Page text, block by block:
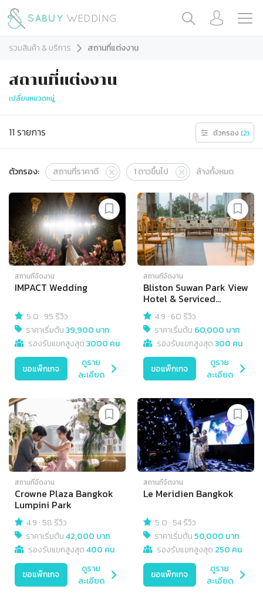
รวมสินค้า & บริการ สถานที่แต่งงาน
สถานที่แต่งงาน
เปลี่ยนหมวดหมู่
11 รายการ ตัวกรอง (2)
ตัวกรอง: สถานที่ราคาดี 1ดาวขึ้นไป ล้างทั้งหมด
สถานที่จัดงาน
IMPACT Wedding
5.0 · 95 รีวิว
ราคาเริ่มต้น39,900 บาท
รองรับแขกสูงสุด3000 คน
ขอแพ็กเกจ
ดูราย
ละเอียด
สถานที่จัดงาน
Bliston Suwan Park View
Hotel & Serviced
Residence
4.9 · 60 รีวิว
ราคาเริ่มต้น 60,000 บาท
รองรับแขกสูงสุด300 คน
ขอแพ็กเกจ
ดูราย
ละเอียด
สถานที่จัดงาน
Crowne Plaza Bangkok
Lumpini Park
4.9 · 58 รีวิว
ราคาเริ่มต้น42,000 บาท
รองรับแขกสูงสุด400 คน
ขอแพ็กเกจ
ดูราย
ละเอียด
สถานที่จัดงาน
Le Meridien Bangkok
5.0 · 54 รีวิว
ราคาเริ่มต้น 50,000 บาท
รองรับแขกสูงสุด 250 คน
ขอแพ็กเกจ
ดูราย
ละเอียด